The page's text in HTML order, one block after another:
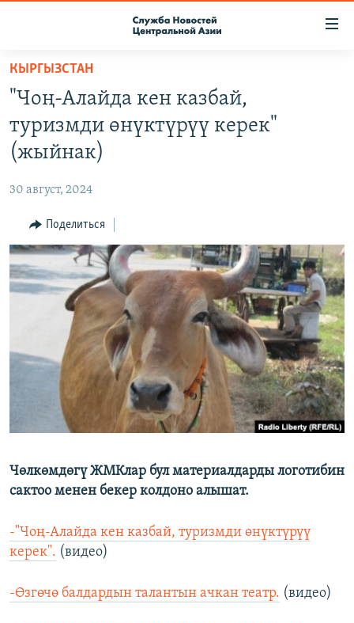
Вернуться
основному
содержанию
Вернутся
главной
навигации
Вернутся
поиску
О ПРОЕКТЕ
ПОДПИСКА
КОНТАКТЫ
НАСТОЯЩЕЕ ВРЕМЯ
МИГРАНТ МЕДИА
КЫРГЫЗСТАН
"Чоң-Алайда кен казбай,
туризмди өнүктүрүү керек"
(жыйнак)
30 август, 2024
Поделиться
Чөлкөмдөгү ЖМКлар бул материалдарды логотибин
сактоо менен бекер колдоно алышат.
-"Чоң-Алайда кен казбай, туризмди өнүктүрүү
керек". (видео)
-Өзгөчө балдардын талантын ачкан театр. (видео)